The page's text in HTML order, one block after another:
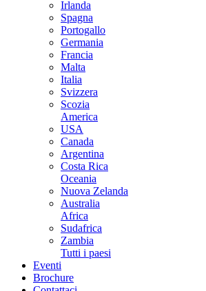
Irlanda
Spagna
Portogallo
Germania
Francia
Malta
Italia
Svizzera
Scozia
America
USA
Canada
Argentina
Costa Rica
Oceania
Nuova Zelanda
Australia
Africa
Sudafrica
Zambia
Tutti i paesi
Eventi
Brochure